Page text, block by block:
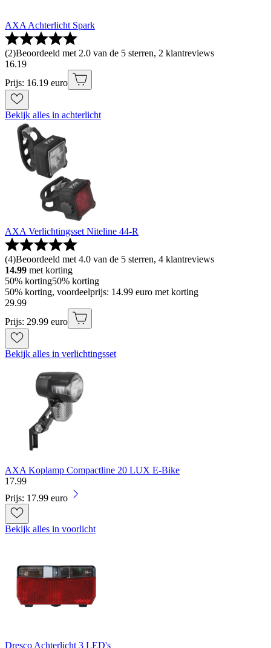
AXA Achterlicht Spark
(2)Beoordeeld met 2.0 van de 5 sterren, 2 klantreviews
16.19
Prijs: 16.19 euro
Bekijk alles in achterlicht
AXA Verlichtingsset Niteline 44-R
(4)Beoordeeld met 4.0 van de 5 sterren, 4 klantreviews
14.99 met korting
50% korting50% korting
50% korting, voordeelprijs: 14.99 euro met korting
29.99
Prijs: 29.99 euro
Bekijk alles in verlichtingsset
AXA Koplamp Compactline 20 LUX E-Bike
17.99
Prijs: 17.99 euro
Bekijk alles in voorlicht
Dresco Achterlicht 3 LED's